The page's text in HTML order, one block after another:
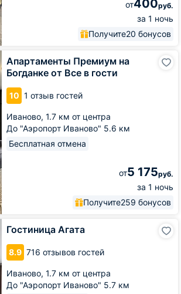
от400руб.
за 1 ночь
Получите20 бонусов
Апартаменты Премиум на
Богданке от Все в гости
10 1 отзыв гостей
Иваново, 1.7 км от центра
До "Аэропорт Иваново" 5.6 км
Бесплатная отмена
от5 175руб.
за 1 ночь
Получите259 бонусов
Гостиница Агата
8.9 716 отзывов гостей
Иваново, 1.7 км от центра
До "Аэропорт Иваново" 5.7 км